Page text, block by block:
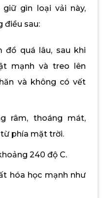
gìn loại vải này,
điều sau:
đồ quá lâu, sau khi
mạnh và treo lên
và không có vết
râm, thoáng mát,
phía mặt trời.
240 độ C.
hóa học mạnh như